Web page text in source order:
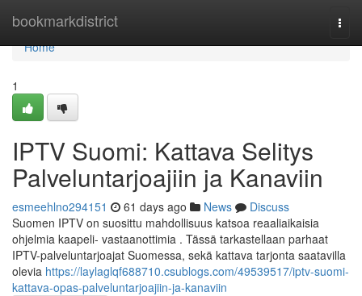
bookmarkdistrict
Home
Home
1
IPTV Suomi: Kattava Selitys
Palveluntarjoajiin ja Kanaviin
esmeehlno294151 61 days ago News
Discuss
Suomen IPTV on suosittu mahdollisuus katsoa reaaliaikaisia
ohjelmia kaapeli- vastaanottimia . Tässä tarkastellaan parhaat
IPTV-palveluntarjoajat Suomessa, sekä kattava tarjonta saatavilla
olevia https://laylaglqf688710.csublogs.com/49539517/iptv-suomi-
kattava-opas-palveluntarjoajiin-ja-kanaviin